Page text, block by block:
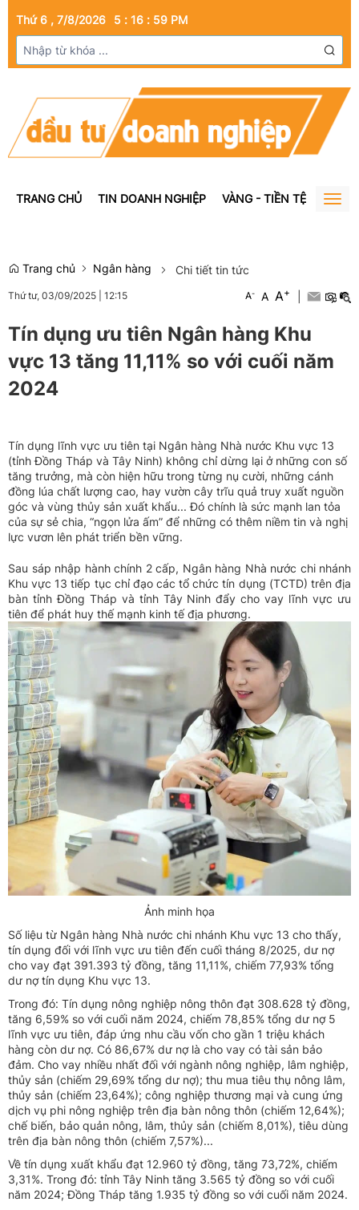
Thứ 6 , 7/8/2026 5 : 17 : 00PM
TRANG CHỦ TIN DOANH NGHIỆP VÀNG - TIỀN TỆ BẤT
Trang chủ Ngân hàng Chi tiết tin tức
Thứ tư, 03/09/2025 12:15 A- A A+
Tín dụng ưu tiên Ngân hàng Khu
vực 13 tăng 11,11% so với cuối năm
2024
Tín dụng lĩnh vực ưu tiên tại Ngân hàng Nhà nước Khu vực 13
(tỉnh Đồng Tháp và Tây Ninh) không chỉ dừng lại ở những con số
tăng trưởng, mà còn hiện hữu trong từng nụ cười, những cánh
đồng lúa chất lượng cao, hay vườn cây trĩu quả truy xuất nguồn
góc và vùng thủy sản xuất khẩu... Đó chính là sức mạnh lan tỏa
của sự sẻ chia, “ngọn lửa ấm” để những có thêm niềm tin và nghị
lực vươn lên phát triển bền vững.
Sau sáp nhập hành chính 2 cấp, Ngân hàng Nhà nước chi nhánh
Khu vực 13 tiếp tục chỉ đạo các tổ chức tín dụng (TCTD) trên địa
bàn tỉnh Đồng Tháp và tỉnh Tây Ninh đẩy cho vay lĩnh vực ưu
tiên để phát huy thế mạnh kinh tế địa phương.
Ảnh minh họa
Số liệu từ Ngân hàng Nhà nước chi nhánh Khu vực 13 cho thấy,
tín dụng đối với lĩnh vực ưu tiên đến cuối tháng 8/2025, dư nợ
cho vay đạt 391.393 tỷ đồng, tăng 11,11%, chiếm 77,93% tổng
dư nợ tín dụng Khu vực 13.
Trong đó: Tín dụng nông nghiệp nông thôn đạt 308.628 tỷ đồng,
tăng 6,59% so với cuối năm 2024, chiếm 78,85% tổng dư nợ 5
lĩnh vực ưu tiên, đáp ứng nhu cầu vốn cho gần 1 triệu khách
hàng còn dư nợ. Có 86,67% dư nợ là cho vay có tài sản bảo
đảm. Cho vay nhiều nhất đối với ngành nông nghiệp, lâm nghiệp,
thủy sản (chiếm 29,69% tổng dư nợ); thu mua tiêu thụ nông lâm,
thủy sản (chiếm 23,64%); công nghiệp thương mại và cung ứng
dịch vụ phi nông nghiệp trên địa bàn nông thôn (chiếm 12,64%);
chế biến, bảo quản nông, lâm, thủy sản (chiếm 8,01%), tiêu dùng
trên địa bàn nông thôn (chiếm 7,57%)...
Về tín dụng xuất khẩu đạt 12.960 tỷ đồng, tăng 73,72%, chiếm
3,31%. Trong đó: tỉnh Tây Ninh tăng 3.565 tỷ đồng so với cuối
năm 2024; Đồng Tháp tăng 1.935 tỷ đồng so với cuối năm 2024.